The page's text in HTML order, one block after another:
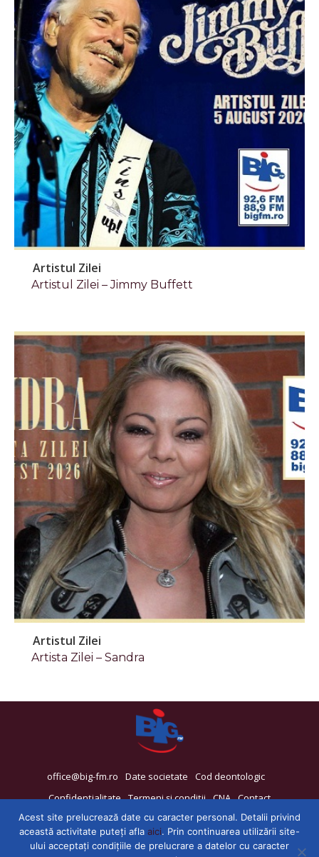
Artistul Zilei
Artistul Zilei – Jimmy Buffett
Artistul Zilei
Artista Zilei – Sandra
office@big-fm.ro Date societate
Cod deontologic
Confidențialitate Termeni și condiții CNA Contact
Acest site prelucrează date cu caracter personal. Detalii privind
această activitate puteți afla aici. Prin continuarea utilizării site-
ului acceptați condițiile de prelucrare a datelor cu caracter